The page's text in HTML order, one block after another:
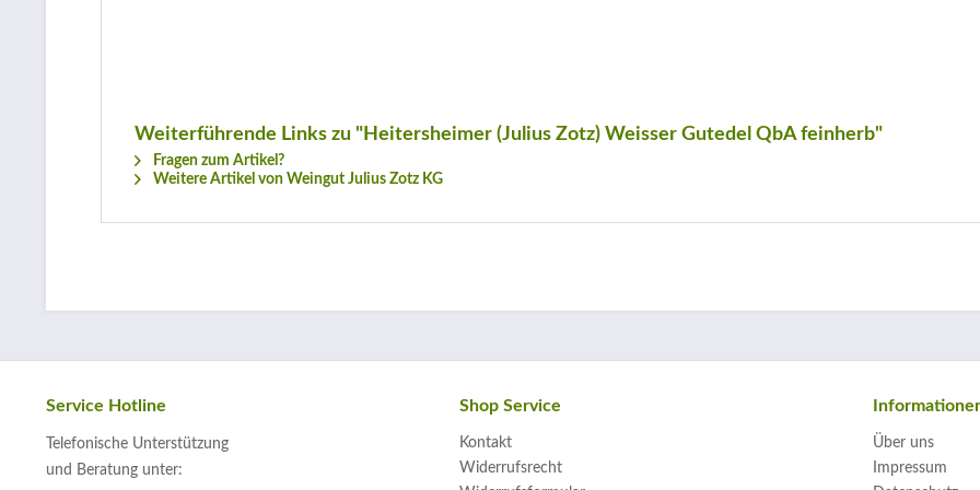
Weiterführende Links zu "Heitersheimer (Julius Zotz) Weisser Gutedel QbA feinherb"
Fragen zum Artikel?
Weitere Artikel von Weingut Julius Zotz KG
Service Hotline
Telefonische Unterstützung
und Beratung unter:
Shop Service
Kontakt
Widerrufsrecht
Über uns
Impressum